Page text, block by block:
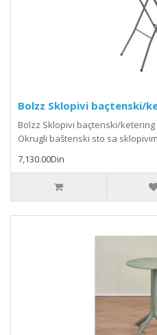
Bolzz Sklopivi baçtenski/
Bolzz Sklopivi baçtenski/
Okrugli baštenski sto sa
7,130.00Din